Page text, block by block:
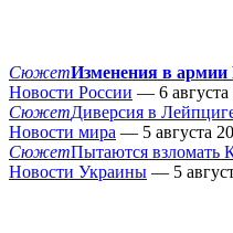
СюжетИзменения в армии
Новости России — 6 августа
СюжетДиверсия в
Новости мира — 5 августа
СюжетПытаются взломать
Новости Украины — 5